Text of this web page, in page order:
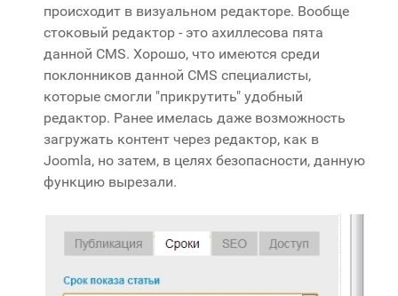
происходит в визуальном редакторе. Вообще
стоковый редактор - это ахиллесова пята
данной CMS. Хорошо, что имеются среди
поклонников данной CMS специалисты,
которые смогли "прикрутить" удобный
редактор. Ранее имелась даже возможность
загружать контент через редактор, как в
Joomla, но затем, в целях безопасности, данную
функцию вырезали.